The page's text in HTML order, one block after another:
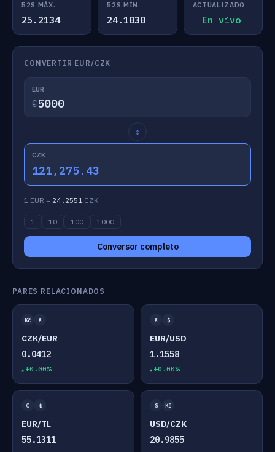
52S MÁX.
25.2134
52S MÍN.
24.1030
ACTUALIZADO
En vivo
CONVERTIR EUR/CZK
EUR
€
↕
CZK
121,275.43
1 EUR = 24.2551 CZK
1 10 100 1000
Conversor completo
PARES RELACIONADOS
Kč €
CZK/EUR
0.0412
+0.00%
€ $
EUR/USD
1.1558
+0.00%
€ ₺
EUR/TL
55.1311
$ Kč
USD/CZK
20.9855